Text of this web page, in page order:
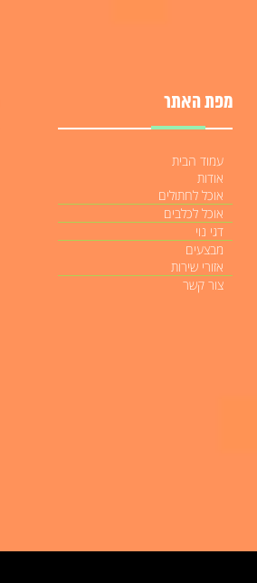
מפת האתר
עמוד הבית
אודות
אוכל לחתולים
אוכל לכלבים
דגי נוי
מבצעים
אזורי שירות
צור קשר